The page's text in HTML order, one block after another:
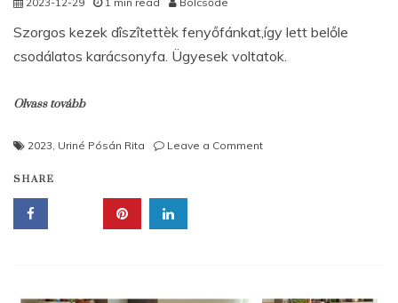
Szorgos kezek dîszîtettèk fenyőfánkat,így lett belőle
csodálatos karácsonyfa. Ügyesek voltatok.
Olvass tovább
2023, Uriné Pósán Rita Leave a Commenton
SHARE